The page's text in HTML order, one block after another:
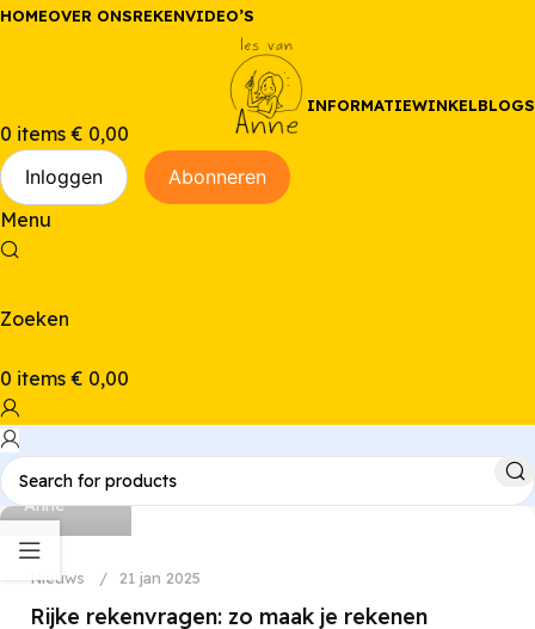
HOMEOVER ONSREKENVIDEO’S
INFORMATIEWINKELBLOGS
0 items € 0,00
Inloggen
Abonneren
Menu
Zoeken
0 items € 0,00
Anne
Nieuws 21 jan 2025
Rijke rekenvragen: zo maak je rekenen